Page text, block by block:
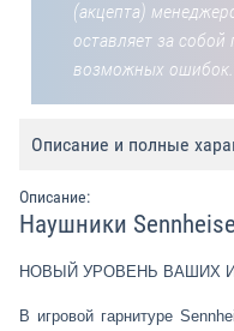
(акцепта)
оставляет за
возможных ошибок.
Описание и полные
Описание:
Наушники
НОВЫЙ УРОВЕНЬ ВАШИХ
В игровой гарнитуре